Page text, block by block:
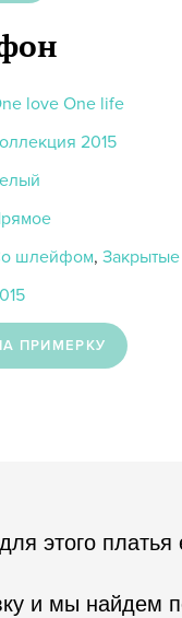
love One life
2015
шлейфом, Закрытые
ПРИМЕРКУ
этого платья
и мы найдем